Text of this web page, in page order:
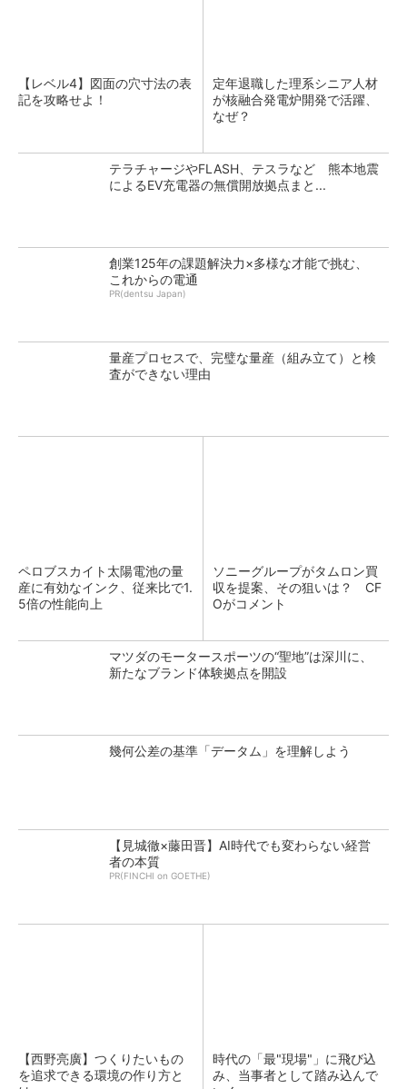
【レベル4】図面の穴寸法の表
記を攻略せよ！
定年退職した理系シニア人材
が核融合発電炉開発で活躍、
なぜ？
テラチャージやFLASH、テスラなど 熊本地震
によるEV充電器の無償開放拠点まと...
創業125年の課題解決力×多様な才能で挑む、
これからの電通
PR(dentsu Japan)
量産プロセスで、完璧な量産（組み立て）と検
査ができない理由
ペロブスカイト太陽電池の量
産に有効なインク、従来比で1.
5倍の性能向上
ソニーグループがタムロン買
収を提案、その狙いは？ CF
Oがコメント
マツダのモータースポーツの“聖地”は深川に、
新たなブランド体験拠点を開設
幾何公差の基準「データム」を理解しよう
【見城徹×藤田晋】AI時代でも変わらない経営
者の本質
PR(FINCHI on GOETHE)
【西野亮廣】つくりたいもの
を追求できる環境の作り方と
時代の「最"現場"」に飛び込
み、当事者として踏み込んで